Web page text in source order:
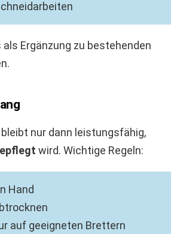
Ergänzung zu bestehenden
nur dann leistungsfähig,
wird. Wichtige Regeln:
Hand
auf geeigneten Brettern